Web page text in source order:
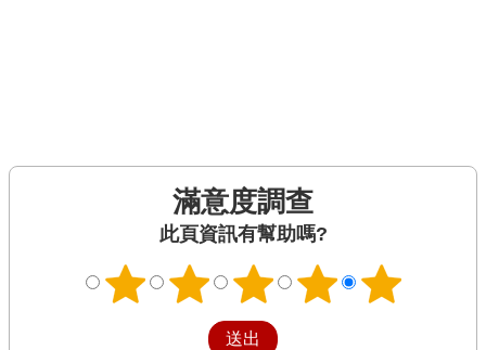
滿意度調查
此頁資訊有幫助嗎?